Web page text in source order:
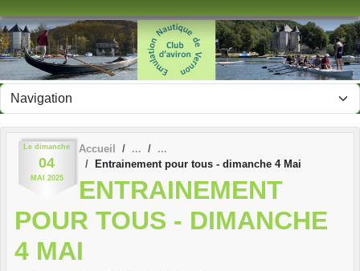
Le dimanche
04
MAI 2025
Accueil
Entrainement pour tous - dimanche 4 Mai
ENTRAINEMENT
POUR TOUS - DIMANCHE
4 MAI